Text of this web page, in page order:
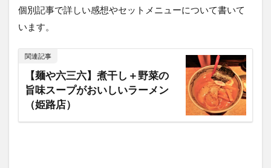
個別記事で詳しい感想やセットメニューについて書いて
います。
関連記事
【麺や六三六】煮干し＋野菜の
旨味スープがおいしいラーメン
（姫路店）